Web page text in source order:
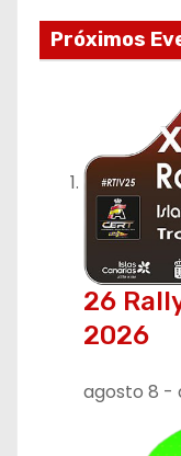
Próximos
26
2026
agosto 8 -